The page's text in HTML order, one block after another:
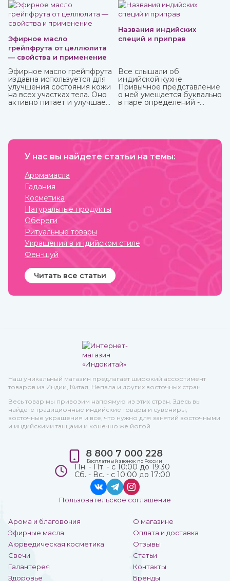
укрепляет, улучшает кровообращение, восстанавливает
деятельность нервных и эндокринных функций. Его
включают в терапевтический комплекс для борьбы со
многими хроническими заболеваниями. Рекомендован
для приема с пищей.
Эфирное масло
грейпфрута от целлюлита
— свойства и применение
Эфирное масло грейпфрута
издавна используется для
улучшения состояния кожи
на всех участках тела. Оно
активно питает и улучшает
сильными. Также оно
настроение, бодрит и
силами.
Названия индийских
специй и приправ
Все слышали об
индийской кухне.
Привычное представление
о ней умещается буквально
в паре определений -
можно сказать о пищевых
Индийская кухня одна из
У нас вы найдете статьи на темы:
Аромамасла
Гадания
Косметика
Натуральные продукты
Обереги
Ритуальные товары
Украшения в индийском стиле
Фен-шуй
Читать все статьи
Наш уникальный магазин предлагает широкий ассортимент
товаров из Индии, Китая, Непала и других восточных стран.
Весь товар мы привозим напрямую из этих стран. Здесь вы
найдете традиционные индийские товары и сувениры,
восточные украшения и все, что нужно для занятий восточными
и индийскими танцами и конечно же йогой.
Арома и благовония
Эфирные масла
Аюрведическая косметика
Свечи
Галантерея
Здоровье
О магазине
Оплата и доставка
Отзывы
Статьи
Контакты
Бренды
8 800 7 000 228
Бесплатный звонок по России
Пн. - Пт. - с 10:00 до 19:30
Сб. - Вс. - с 10:00 до 17:00
Пользовательское соглашение